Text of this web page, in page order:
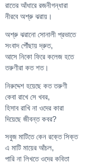
রাতের আঁধারে রজনীগন্ধারা
নীরবে অশ্রু ঝরায়।
অশ্রু ঝরানো সোনালী প্রভাতে
সংবাদ পৌঁছায় দ্রুত,
আসে নিকো ফিরে কলেজ হতে
তরুণীরা কত শত।
নিরুদ্দেশ হয়েছে কত তরুণী
কেবা রাখে সে খবর,
হিসাব রাখি না ওদের কারা
দিয়েছে জীবন্ত কবর?
সবুজ মাটিতে কেন রক্তে সিক্ত
এ মাটি মায়ের আঁচল,
পারি না লিখতে ওদের কবিতা